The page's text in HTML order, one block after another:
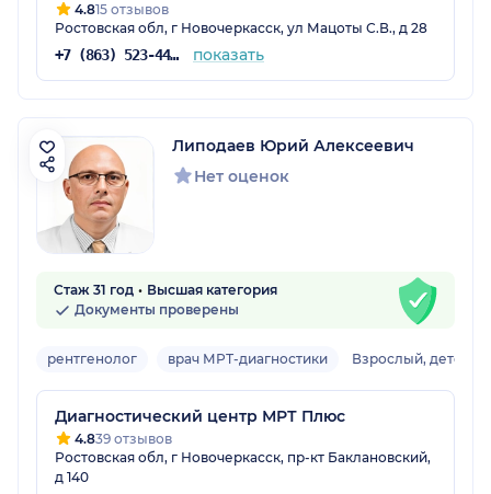
4.815 отзывов
Ростовская обл, г Новочеркасск, ул Мацоты С.В., д 28
+7 (863) 523-44-58 показать
Липодаев Юрий Алексеевич
Нет оценок
Стаж 31 год
Высшая категория
Документы проверены
рентгенолог врач МРТ-диагностики Взрослый, детский
Диагностический центр МРТ Плюс
4.839 отзывов
Ростовская обл, г Новочеркасск, пр-кт Баклановский,
д 140